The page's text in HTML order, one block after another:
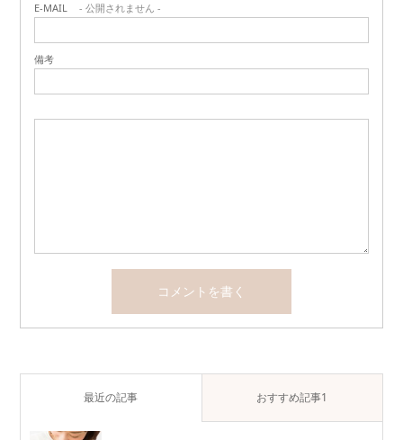
E-MAIL - 公開されません -
備考
最近の記事 おすすめ記事1